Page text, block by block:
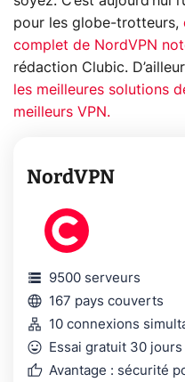
pour les globe-trotteurs,
complet de NordVPN
rédaction Clubic.
les meilleures solutions
meilleurs VPN.
NordVPN
storage 9500 serveurs
language 167 pays couverts
lan 10 connexions
mood Essai gratuit 30 jours
thumb_up Avantage : sécurité